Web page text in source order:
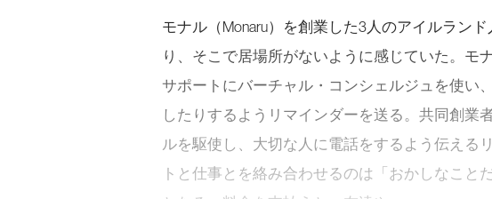
モナル（Monaru）を創業した3人のアイルラン
り、そこで居場所がないように感じていた。モ
サポートにバーチャル・コンシェルジュを使い
したりするようリマインダーを送る。共同創業
ルを駆使し、大切な人に電話をするよう伝える
トと仕事とを絡み合わせるのは「おかしなこと